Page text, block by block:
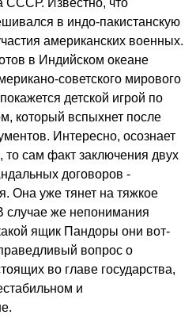
СССР. Известно, что
в индо-пакистанскую
американских военных.
в Индийском океане
советского мирового
детской игрой по
который вспыхнет после
Интересно, осознает
сам факт заключения двух
договоров -
Она уже тянет на тяжкое
случае же непонимания
ящик Пандоры они вот-
вопрос о
во главе государства,
и